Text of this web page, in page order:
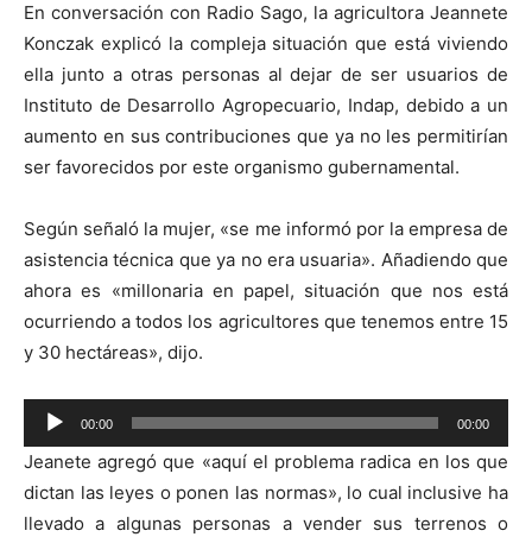
En conversación con Radio Sago, la agricultora Jeannete
Konczak explicó la compleja situación que está viviendo
ella junto a otras personas al dejar de ser usuarios de
Instituto de Desarrollo Agropecuario, Indap, debido a un
aumento en sus contribuciones que ya no les permitirían
ser favorecidos por este organismo gubernamental.
Según señaló la mujer, «se me informó por la empresa de
asistencia técnica que ya no era usuaria». Añadiendo que
ahora es «millonaria en papel, situación que nos está
ocurriendo a todos los agricultores que tenemos entre 15
y 30 hectáreas», dijo.
Reproductor
de
audio
00:00 00:00
Jeanete agregó que «aquí el problema radica en los que
dictan las leyes o ponen las normas», lo cual inclusive ha
llevado a algunas personas a vender sus terrenos o